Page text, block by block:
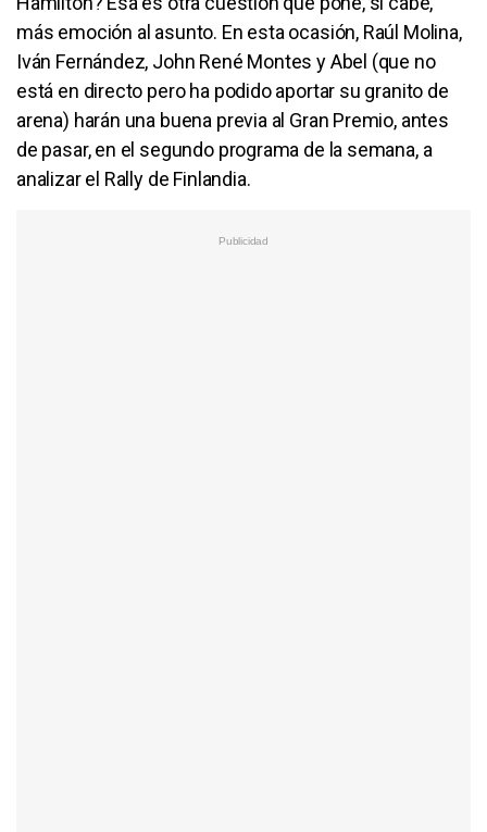
más emoción al asunto. En esta ocasión, Raúl Molina,
Iván Fernández, John René Montes y Abel (que no
está en directo pero ha podido aportar su granito de
arena) harán una buena previa al Gran Premio, antes
de pasar, en el segundo programa de la semana, a
analizar el Rally de Finlandia.